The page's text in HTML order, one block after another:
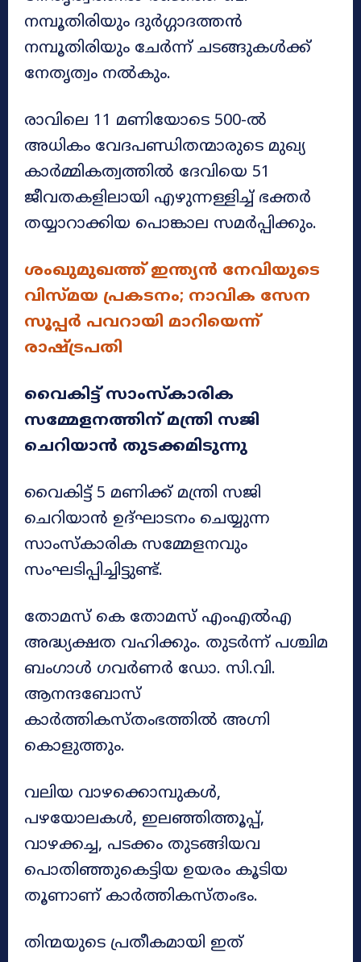
നമ്പൂതിരിയും ദുര്‍ഗ്ഗാദത്തൻ
നമ്പൂതിരിയും ചേർന്ന് ചടങ്ങുകൾക്ക്
നേതൃത്വം നൽകും.
രാവിലെ 11 മണിയോടെ 500-ൽ
അധികം വേദപണ്ഡിതന്മാരുടെ മുഖ്യ
കാർമ്മികത്വത്തിൽ ദേവിയെ 51
ജീവതകളിലായി എഴുന്നള്ളിച്ച് ഭക്തർ
തയ്യാറാക്കിയ പൊങ്കാല സമർപ്പിക്കും.
ശംഖുമുഖത്ത് ഇന്ത്യൻ നേവിയുടെ
വിസ്മയ പ്രകടനം; നാവിക സേന
സൂപ്പർ പവറായി മാറിയെന്ന്
രാഷ്ട്രപതി
വൈകിട്ട് സാംസ്കാരിക
സമ്മേളനത്തിന് മന്ത്രി സജി
ചെറിയാൻ തുടക്കമിടുന്നു
വൈകിട്ട് 5 മണിക്ക് മന്ത്രി സജി
ചെറിയാൻ ഉദ്ഘാടനം ചെയ്യുന്ന
സാംസ്കാരിക സമ്മേളനവും
സംഘടിപ്പിച്ചിട്ടുണ്ട്.
തോമസ് കെ തോമസ് എംഎൽഎ
അദ്ധ്യക്ഷത വഹിക്കും. തുടർന്ന് പശ്ചിമ
ബംഗാൾ ഗവർണർ ഡോ. സി.വി.
ആനന്ദബോസ്
കാർത്തികസ്തംഭത്തിൽ അഗ്നി
കൊളുത്തും.
വലിയ വാഴക്കൊമ്പുകൾ,
പഴയോലകൾ, ഇലഞ്ഞിത്തൂപ്പ്,
വാഴക്കച്ച, പടക്കം തുടങ്ങിയവ
പൊതിഞ്ഞുകെട്ടിയ ഉയരം കൂടിയ
തൂണാണ് കാർത്തികസ്തംഭം.
തിന്മയുടെ പ്രതീകമായി ഇത്